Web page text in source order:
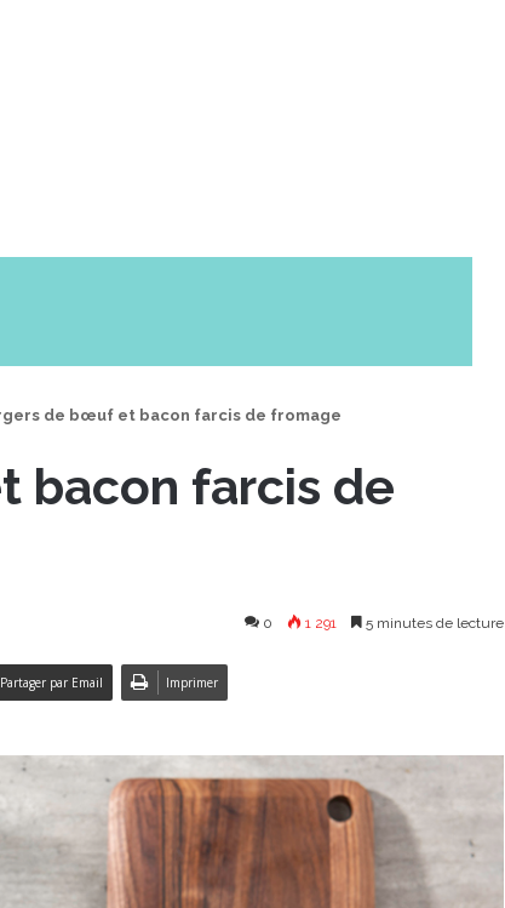
de bœuf et bacon farcis de fromage
bacon farcis de
0 1 291 5 minutes de lecture
Partager par Email Imprimer